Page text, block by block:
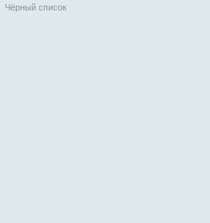
Чёрный список